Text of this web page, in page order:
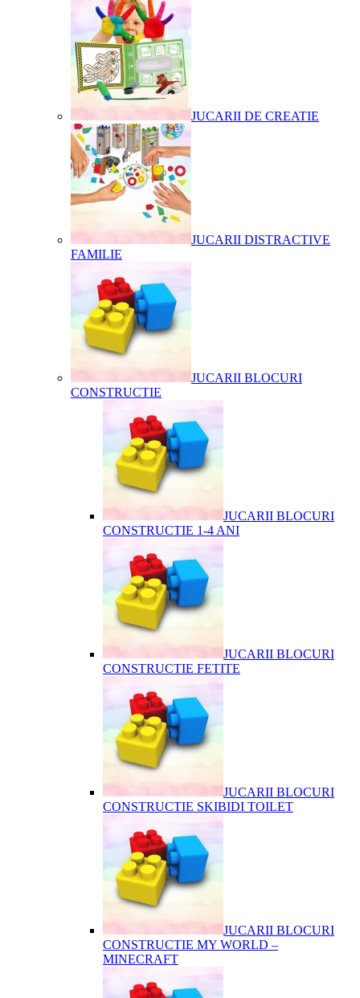
JUCARII DE CREATIE
JUCARII DISTRACTIVE
FAMILIE
JUCARII BLOCURI
CONSTRUCTIE
JUCARII BLOCURI
CONSTRUCTIE 1-4 ANI
JUCARII BLOCURI
CONSTRUCTIE FETITE
JUCARII BLOCURI
CONSTRUCTIE SKIBIDI TOILET
JUCARII BLOCURI
CONSTRUCTIE MY WORLD –
MINECRAFT